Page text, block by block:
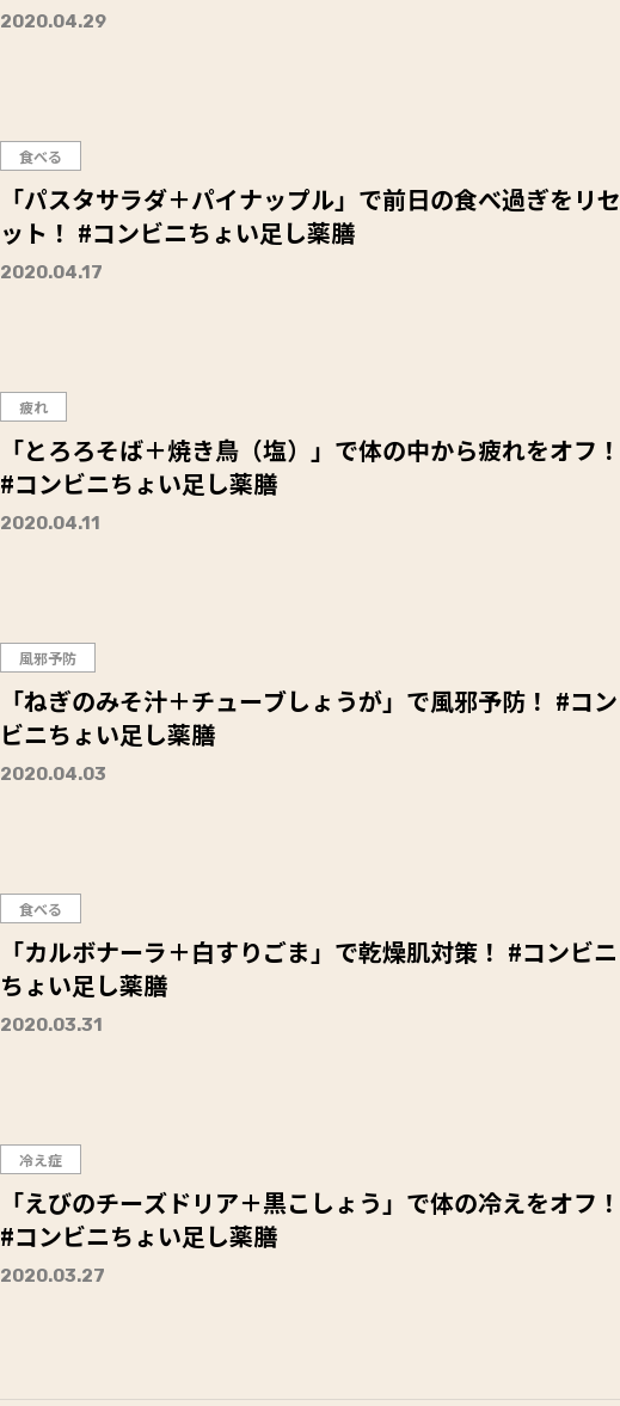
2020.04.29
食べる
「パスタサラダ＋パイナップル」で前日の食べ過ぎをリセ
ット！ #コンビニちょい足し薬膳
2020.04.17
疲れ
「とろろそば＋焼き鳥（塩）」で体の中から疲れをオフ！
#コンビニちょい足し薬膳
2020.04.11
風邪予防
「ねぎのみそ汁＋チューブしょうが」で風邪予防！ #コン
ビニちょい足し薬膳
2020.04.03
食べる
「カルボナーラ＋白すりごま」で乾燥肌対策！ #コンビニ
ちょい足し薬膳
2020.03.31
冷え症
「えびのチーズドリア＋黒こしょう」で体の冷えをオフ！
#コンビニちょい足し薬膳
2020.03.27